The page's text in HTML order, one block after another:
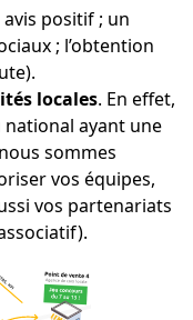
positif ; un
; l’obtention
locales. En effet,
national ayant une
sommes
vos équipes,
vos partenariats